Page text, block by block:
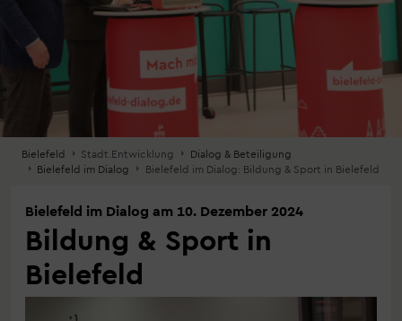
Bielefeld Stadt.Entwicklung
Dialog & Beteiligung
Bielefeld im Dialog
Bielefeld im Dialog: Bildung & Sport in Bielefeld
Bielefeld im Dialog am 10. Dezember 2024
Bildung & Sport in
Bielefeld